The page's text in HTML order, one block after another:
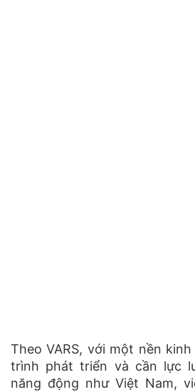
Theo VARS, với một nền
trình phát triển và cần lực
năng động như Việt Nam,